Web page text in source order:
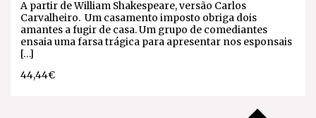
A partir de William Shakespeare, versão Carlos
Carvalheiro. Um casamento imposto obriga dois
amantes a fugir de casa. Um grupo de comediantes
ensaia uma farsa trágica para apresentar nos esponsais
[…]
44,44€